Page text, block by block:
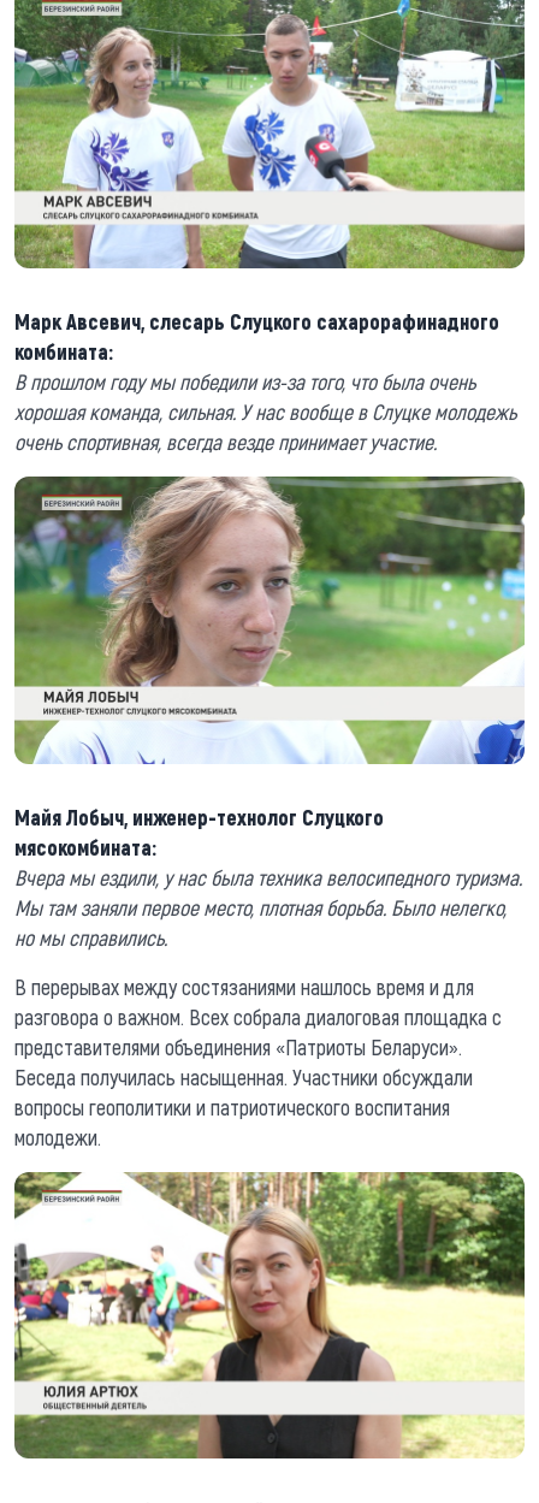
Марк Авсевич, слесарь Слуцкого сахарорафинадного
комбината:
В прошлом году мы победили из-за того, что была очень
хорошая команда, сильная. У нас вообще в Слуцке молодежь
очень спортивная, всегда везде принимает участие.
Майя Лобыч, инженер-технолог Слуцкого
мясокомбината:
Вчера мы ездили, у нас была техника велосипедного туризма.
Мы там заняли первое место, плотная борьба. Было нелегко,
но мы справились.
В перерывах между состязаниями нашлось время и для
разговора о важном. Всех собрала диалоговая площадка с
представителями объединения «Патриоты Беларуси».
Беседа получилась насыщенная. Участники обсуждали
вопросы геополитики и патриотического воспитания
молодежи.